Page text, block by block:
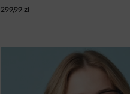
299,99 zł